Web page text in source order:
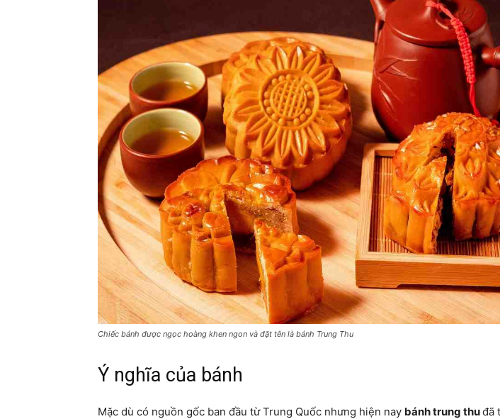
Chiếc bánh được ngọc hoàng khen ngon và đặt tên là bánh Trung Thu
Ý nghĩa của bánh
Mặc dù có nguồn gốc ban đầu từ Trung Quốc nhưng hiện nay bánh trung thuđã